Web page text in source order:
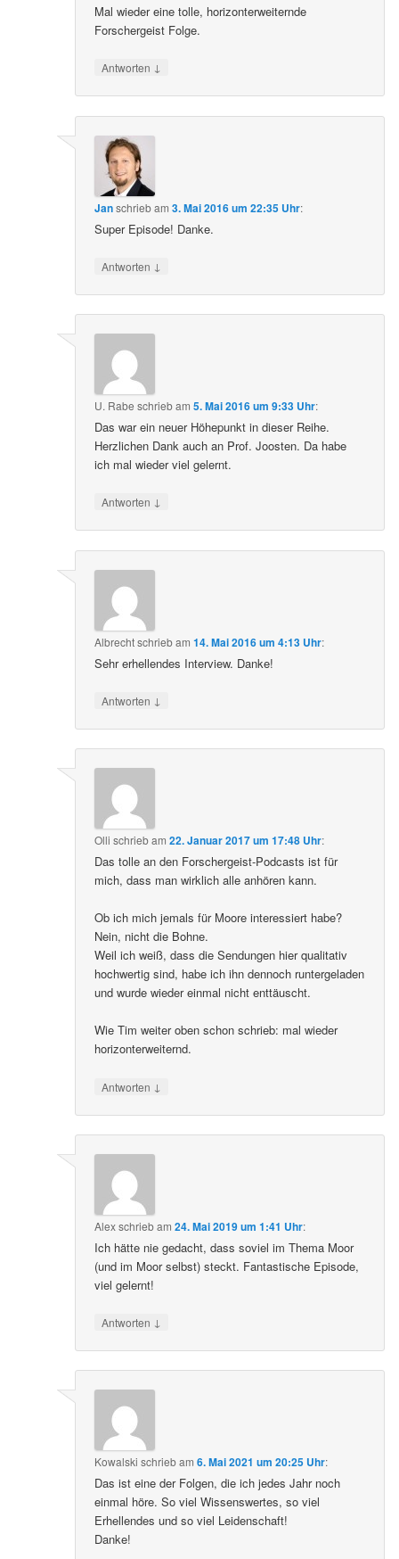
Mal wieder eine tolle, horizonterweiternde
Forschergeist Folge.
Antworten ↓
Janschriebam3. Mai 2016 um 22:35 Uhr:
Super Episode! Danke.
Antworten ↓
U. Rabe schriebam5. Mai 2016 um 9:33 Uhr:
Das war ein neuer Höhepunkt in dieser Reihe.
Herzlichen Dank auch an Prof. Joosten. Da habe
ich mal wieder viel gelernt.
Antworten ↓
Albrechtschriebam14. Mai 2016 um 4:13 Uhr:
Sehr erhellendes Interview. Danke!
Antworten ↓
Olli schriebam22. Januar 2017 um 17:48 Uhr:
Das tolle an den Forschergeist-Podcasts ist für
mich, dass man wirklich alle anhören kann.
Ob ich mich jemals für Moore interessiert habe?
Nein, nicht die Bohne.
Weil ich weiß, dass die Sendungen hier qualitativ
hochwertig sind, habe ich ihn dennoch runtergeladen
und wurde wieder einmal nicht enttäuscht.
Wie Tim weiter oben schon schrieb: mal wieder
horizonterweiternd.
Antworten ↓
Alexschriebam24. Mai 2019 um 1:41 Uhr:
Ich hätte nie gedacht, dass soviel im Thema Moor
(und im Moor selbst) steckt. Fantastische Episode,
viel gelernt!
Antworten ↓
Kowalski schriebam6. Mai 2021 um 20:25 Uhr:
Das ist eine der Folgen, die ich jedes Jahr noch
einmal höre. So viel Wissenswertes, so viel
Erhellendes und so viel Leidenschaft!
Danke!